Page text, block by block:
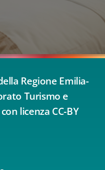
Regione Emilia-
Turismo e
licenza CC-BY